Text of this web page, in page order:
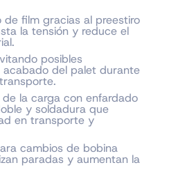
de film gracias al preestiro
la tensión y reduce el
posibles
del palet durante
la carga con enfardado
y soldadura que
en transporte y
cambios de bobina
paradas y aumentan la